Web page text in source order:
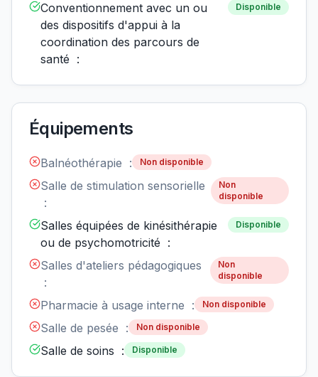
Conventionnement avec un ou
des dispositifs d'appui à la
coordination des parcours de
santé :
Disponible
Équipements
Balnéothérapie : Non disponible
Salle de stimulation sensorielle
:
Non
disponible
Salles équipées de kinésithérapie
ou de psychomotricité :
Disponible
Salles d'ateliers pédagogiques
:
Non
disponible
Pharmacie à usage interne : Non disponible
Salle de pesée : Non disponible
Salle de soins : Disponible